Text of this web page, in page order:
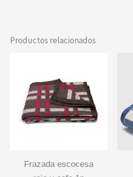
Productos relacionados
frazada escocesa